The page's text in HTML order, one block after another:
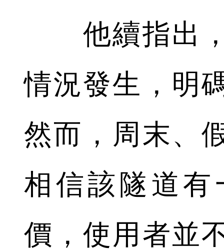
他續指出，
情況發生，明
然而，周末、
相信該隧道有
價，使用者並